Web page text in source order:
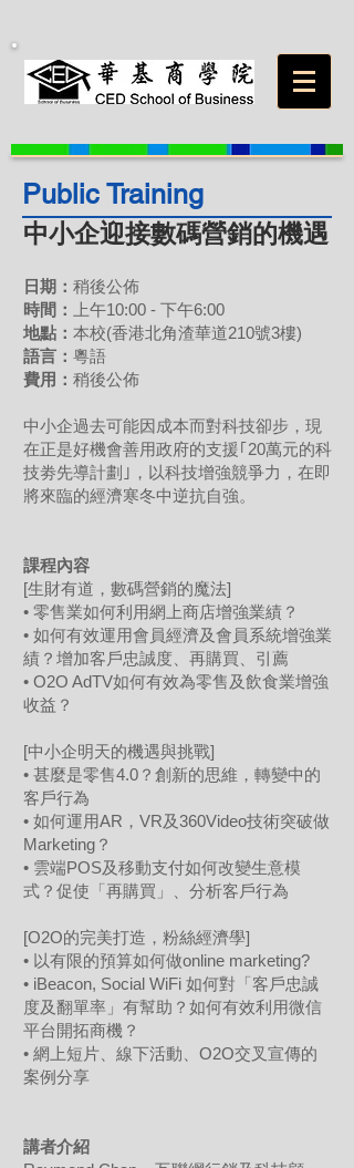
Public Training
中小企迎接數碼營銷的機遇
日期： 稍後公佈
時間：
上午10:00 - 下午6:00
地點： 本校(香港北角渣華道210號3樓)
語言： 粵語
費用： 稍後公佈
中小企過去可能因成本而對科技卻步，現
在正是好機會善用政府的支援｢20萬元的科
技劵先導計劃｣，以科技增強競爭力，在即
將來臨的經濟寒冬中逆抗自強。
課程內容
[生財有道，數碼營銷的魔法]
• 零售業如何利用網上商店增強業績？
• 如何有效運用會員經濟及會員系統增強業
績？增加客戶忠誠度、再購買、引薦
• O2O AdTV如何有效為零售及飲食業增強
收益？
[中小企明天的機遇與挑戰]
• 甚麼是零售4.0？創新的思維，轉變中的
客戶行為
• 如何運用AR，VR及360Video技術突破做
Marketing？
• 雲端POS及移動支付如何改變生意模
式？促使「再購買」、分析客戶行為
[O2O的完美打造，粉絲經濟學]
• 以有限的預算如何做online marketing?
• iBeacon, Social WiFi 如何對「客戶忠誠
度及翻單率」有幫助？如何有效利用微信
平台開拓商機？
• 網上短片、線下活動、O2O交叉宣傳的
案例分享
講者介紹